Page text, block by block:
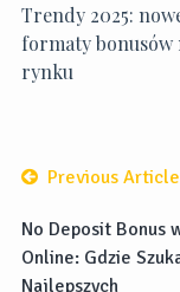
Trendy 2025:
formaty bonusów
rynku
Previous Article
No Deposit Bonus
Online: Gdzie
Najlepszych